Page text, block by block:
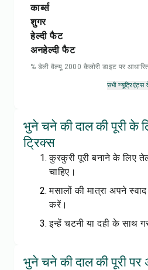
कार्ब्स
शुगर
हेल्दी फैट
अनहेल्दी फैट
% डेली वैल्यू 2000 कैलोरी डाइट पर
सभी न्यूट्रिएंट्स
भुने चने की दाल की पूरी के
ट्रिक्स
कुरकुरी पूरी बनाने के लिए तेल
चाहिए।
मसालों की मात्रा अपने
करें।
इन्हें चटनी या दही के साथ
भुने चने की दाल की पूरी